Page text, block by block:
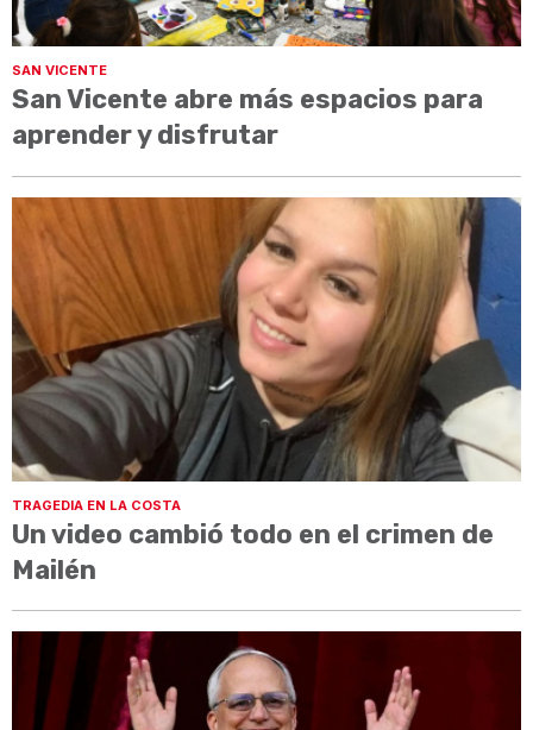
SAN VICENTE
San Vicente abre más espacios para
aprender y disfrutar
TRAGEDIA EN LA COSTA
Un video cambió todo en el crimen de
Mailén